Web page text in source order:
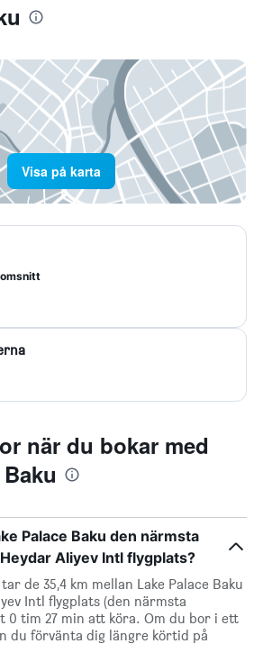
Visa på karta
när du bokar med
Palace Baku den närmsta
Aliyev Intl flygplats?
de 35,4 km mellan Lake Palace Baku
Intl flygplats (den närmsta
0 tim 27 min att köra. Om du bor i ett
du förvänta dig längre körtid på